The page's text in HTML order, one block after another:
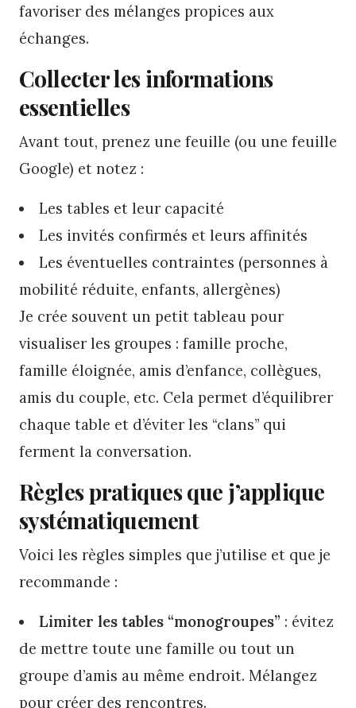
favoriser des mélanges propices aux
échanges.
Collecter les informations
essentielles
Avant tout, prenez une feuille (ou une feuille
Google) et notez :
Les tables et leur capacité
Les invités confirmés et leurs affinités
Les éventuelles contraintes (personnes à
mobilité réduite, enfants, allergènes)
Je crée souvent un petit tableau pour
visualiser les groupes : famille proche,
famille éloignée, amis d’enfance, collègues,
amis du couple, etc. Cela permet d’équilibrer
chaque table et d’éviter les “clans” qui
ferment la conversation.
Règles pratiques que j’applique
systématiquement
Voici les règles simples que j’utilise et que je
recommande :
Limiter les tables “monogroupes” : évitez
de mettre toute une famille ou tout un
groupe d’amis au même endroit. Mélangez
pour créer des rencontres.